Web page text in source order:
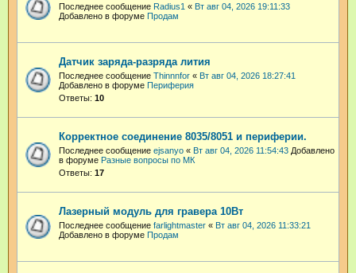
Последнее сообщение Radius1 « Вт авг 04, 2026 19:11:33
Добавлено в форуме Продам
Датчик заряда-разряда лития
Последнее сообщение Thinnnfor « Вт авг 04, 2026 18:27:41
Добавлено в форуме Периферия
Ответы: 10
Корректное соединение 8035/8051 и периферии.
Последнее сообщение ejsanyo « Вт авг 04, 2026 11:54:43 Добавлено
в форуме Разные вопросы по МК
Ответы: 17
Лазерный модуль для гравера 10Вт
Последнее сообщение farlightmaster « Вт авг 04, 2026 11:33:21
Добавлено в форуме Продам